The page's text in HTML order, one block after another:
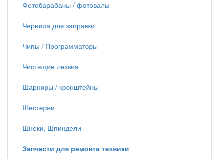
Фотобарабаны / фотовалы
Чернила для заправки
Чипы / Программаторы
Чистящие лезвия
Шарниры / кронштейны
Шестерни
Шнеки, Шпиндели
Запчасти для ремонта техники